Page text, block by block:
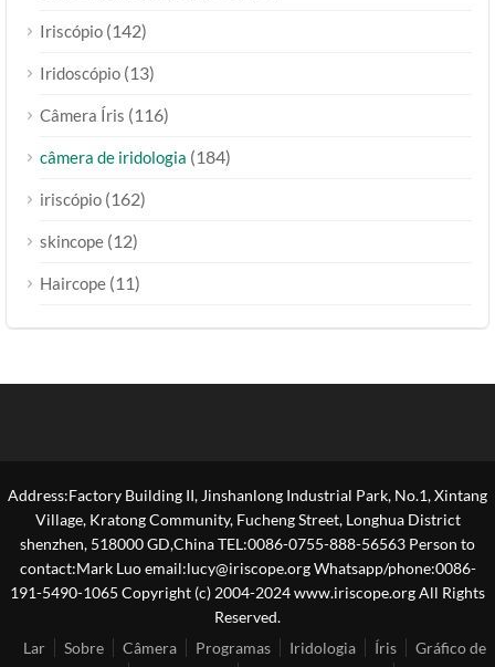
Iriscópio (142)
Iridoscópio (13)
Câmera Íris (116)
câmera de iridologia (184)
iriscópio (162)
skincope (12)
Haircope (11)
Address:Factory Building II, Jinshanlong Industrial Park, No.1, Xintang
Village, Kratong Community, Fucheng Street, Longhua District
shenzhen, 518000 GD,China TEL:0086-0755-888-56563 Person to
contact:Mark Luo email:lucy@iriscope.org Whatsapp/phone:0086-
191-5490-1065 Copyright (c) 2004-2024 www.iriscope.org All Rights
Reserved.
Lar
Sobre Câmera Programas Iridologia Íris
Gráfico de